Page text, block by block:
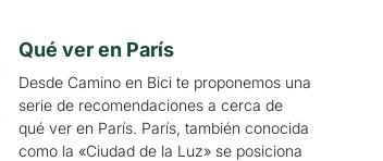
Qué ver en París
Desde Camino en Bici te proponemos una
serie de recomendaciones a cerca de
qué ver en París. París, también conocida
como la «Ciudad de la Luz» se posiciona